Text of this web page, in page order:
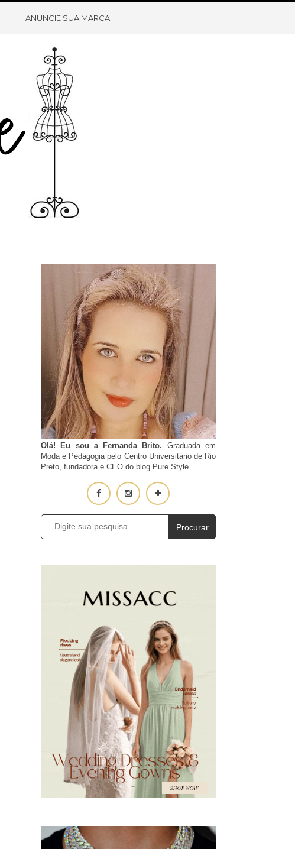
ANUNCIE SUA MARCA
Olá! Eu sou a Fernanda Brito. Graduada em
Moda e Pedagogia pelo Centro Universitário de Rio
Preto, fundadora e CEO do blog Pure Style.
Procurar